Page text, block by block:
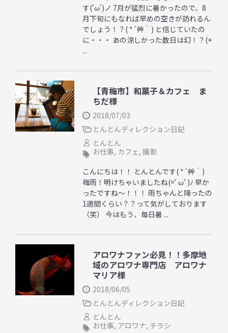
す('ω')ノ 7月が猛烈に暑かったので、8
月下旬にもなれば早めの空きが訪れるん
でしょう！？( *´艸｀) と信じていたの
に・・・ あの涼しかった数日は幻！？(+
...
【青梅市】和菓子＆カフェ ま
ちだ様
2018/07/03
とんとんディレクション日記
とんとん
お仕事, カフェ, 撮影
こんにちは！！ とんとんです( *´艸｀)
梅雨！明けちゃいましたね(=ﾟωﾟ)ﾉ 早か
ったですね～！！！ 雨ちゃんと降ったの
1週間くらい？？って気がしております
（笑） 今はもう、毎日暑 ...
アロワナファン必見！！多摩地
域のアロワナ専門店 アロワナ
マリア様
2018/06/05
とんとんディレクション日記
とんとん
お仕事, アロワナ, チラシ